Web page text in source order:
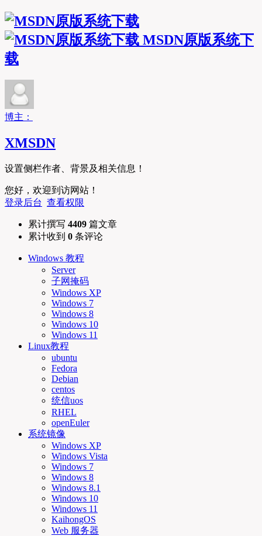
MSDN原版系统下
载
博主：
XMSDN
设置侧栏作者、背景及相关信息！
您好，欢迎到访网站！
登录后台 查看权限
累计撰写 4409 篇文章
累计收到 0 条评论
Windows 教程
Server
子网掩码
Windows XP
Windows 7
Windows 8
Windows 10
Windows 11
Linux教程
ubuntu
Fedora
Debian
centos
统信uos
RHEL
openEuler
系统镜像
Windows XP
Windows Vista
Windows 7
Windows 8
Windows 8.1
Windows 10
Windows 11
KaihongOS
Web 服务器